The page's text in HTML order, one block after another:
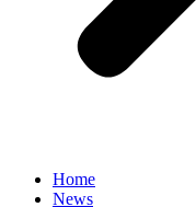
Home
News